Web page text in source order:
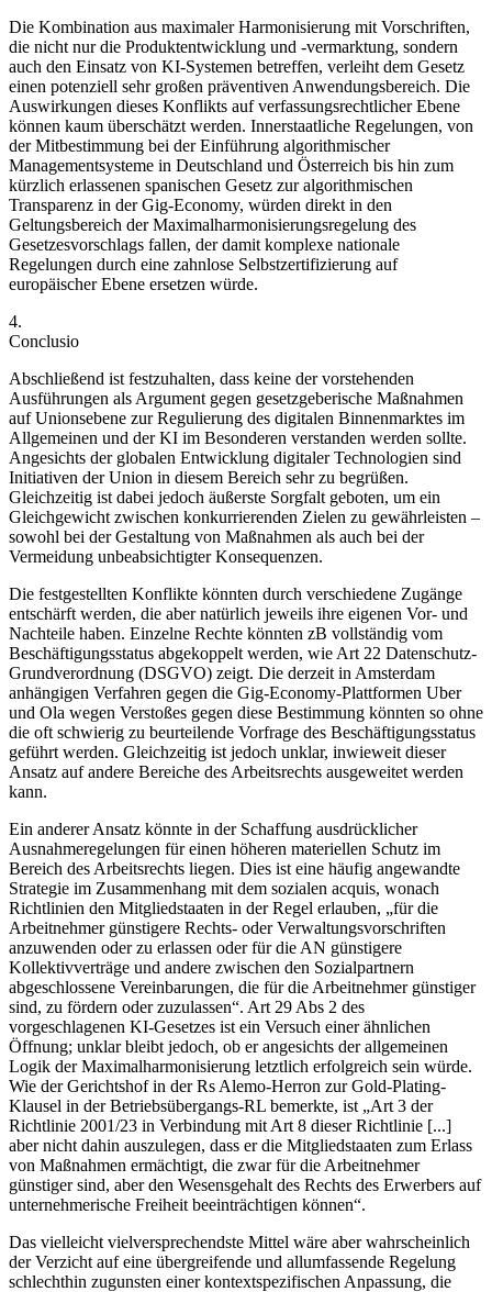
Die Kombination aus maximaler Harmonisierung mit Vorschriften,
die nicht nur die Produktentwicklung und -vermarktung, sondern
auch den Einsatz von KI-Systemen betreffen, verleiht dem Gesetz
einen potenziell sehr großen präventiven Anwendungsbereich. Die
Auswirkungen dieses Konflikts auf verfassungsrechtlicher Ebene
können kaum überschätzt werden. Innerstaatliche Regelungen, von
der Mitbestimmung bei der Einführung algorithmischer
Managementsysteme in Deutschland und Österreich bis hin zum
kürzlich erlassenen spanischen Gesetz zur algorithmischen
Transparenz in der Gig-Economy, würden direkt in den
Geltungsbereich der Maximalharmonisierungsregelung des
Gesetzesvorschlags fallen, der damit komplexe nationale
Regelungen durch eine zahnlose Selbstzertifizierung auf
europäischer Ebene ersetzen würde.
4.
Conclusio
Abschließend ist festzuhalten, dass keine der vorstehenden
Ausführungen als Argument gegen gesetzgeberische Maßnahmen
auf Unionsebene zur Regulierung des digitalen Binnenmarktes im
Allgemeinen und der KI im Besonderen verstanden werden sollte.
Angesichts der globalen Entwicklung digitaler Technologien sind
Initiativen der Union in diesem Bereich sehr zu begrüßen.
Gleichzeitig ist dabei jedoch äußerste Sorgfalt geboten, um ein
Gleichgewicht zwischen konkurrierenden Zielen zu gewährleisten –
sowohl bei der Gestaltung von Maßnahmen als auch bei der
Vermeidung unbeabsichtigter Konsequenzen.
Die festgestellten Konflikte könnten durch verschiedene Zugänge
entschärft werden, die aber natürlich jeweils ihre eigenen Vor- und
Nachteile haben. Einzelne Rechte könnten zB vollständig vom
Beschäftigungsstatus abgekoppelt werden, wie Art 22 Datenschutz-
Grundverordnung (DSGVO) zeigt. Die derzeit in Amsterdam
anhängigen Verfahren gegen die Gig-Economy-Plattformen Uber
und Ola wegen Verstoßes gegen diese Bestimmung könnten so ohne
die oft schwierig zu beurteilende Vorfrage des Beschäftigungsstatus
geführt werden. Gleichzeitig ist jedoch unklar, inwieweit dieser
Ansatz auf andere Bereiche des Arbeitsrechts ausgeweitet werden
kann.
Ein anderer Ansatz könnte in der Schaffung ausdrücklicher
Ausnahmeregelungen für einen höheren materiellen Schutz im
Bereich des Arbeitsrechts liegen. Dies ist eine häufig angewandte
Strategie im Zusammenhang mit dem sozialen acquis, wonach
Richtlinien den Mitgliedstaaten in der Regel erlauben, „für die
Arbeitnehmer günstigere Rechts- oder Verwaltungsvorschriften
anzuwenden oder zu erlassen oder für die AN günstigere
Kollektivverträge und andere zwischen den Sozialpartnern
abgeschlossene Vereinbarungen, die für die Arbeitnehmer günstiger
sind, zu fördern oder zuzulassen“. Art 29 Abs 2 des
vorgeschlagenen KI-Gesetzes ist ein Versuch einer ähnlichen
Öffnung; unklar bleibt jedoch, ob er angesichts der allgemeinen
Logik der Maximalharmonisierung letztlich erfolgreich sein würde.
Wie der Gerichtshof in der Rs Alemo-Herron zur Gold-Plating-
Klausel in der Betriebsübergangs-RL bemerkte, ist „Art 3 der
Richtlinie 2001/23 in Verbindung mit Art 8 dieser Richtlinie [...]
aber nicht dahin auszulegen, dass er die Mitgliedstaaten zum Erlass
von Maßnahmen ermächtigt, die zwar für die Arbeitnehmer
günstiger sind, aber den Wesensgehalt des Rechts des Erwerbers auf
unternehmerische Freiheit beeinträchtigen können“.
Das vielleicht vielversprechendste Mittel wäre aber wahrscheinlich
der Verzicht auf eine übergreifende und allumfassende Regelung
schlechthin zugunsten einer kontextspezifischen Anpassung, die